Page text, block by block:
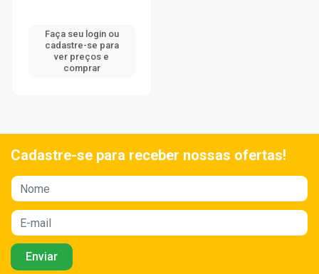
Faça seu login ou
cadastre-se para
ver preços e
comprar
Cadastre-se para receber nossas ofertas!